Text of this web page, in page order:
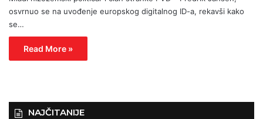
osvrnuo se na uvođenje europskog digitalnog ID-a, rekavši kako
se…
Read More »
NAJČITANIJE